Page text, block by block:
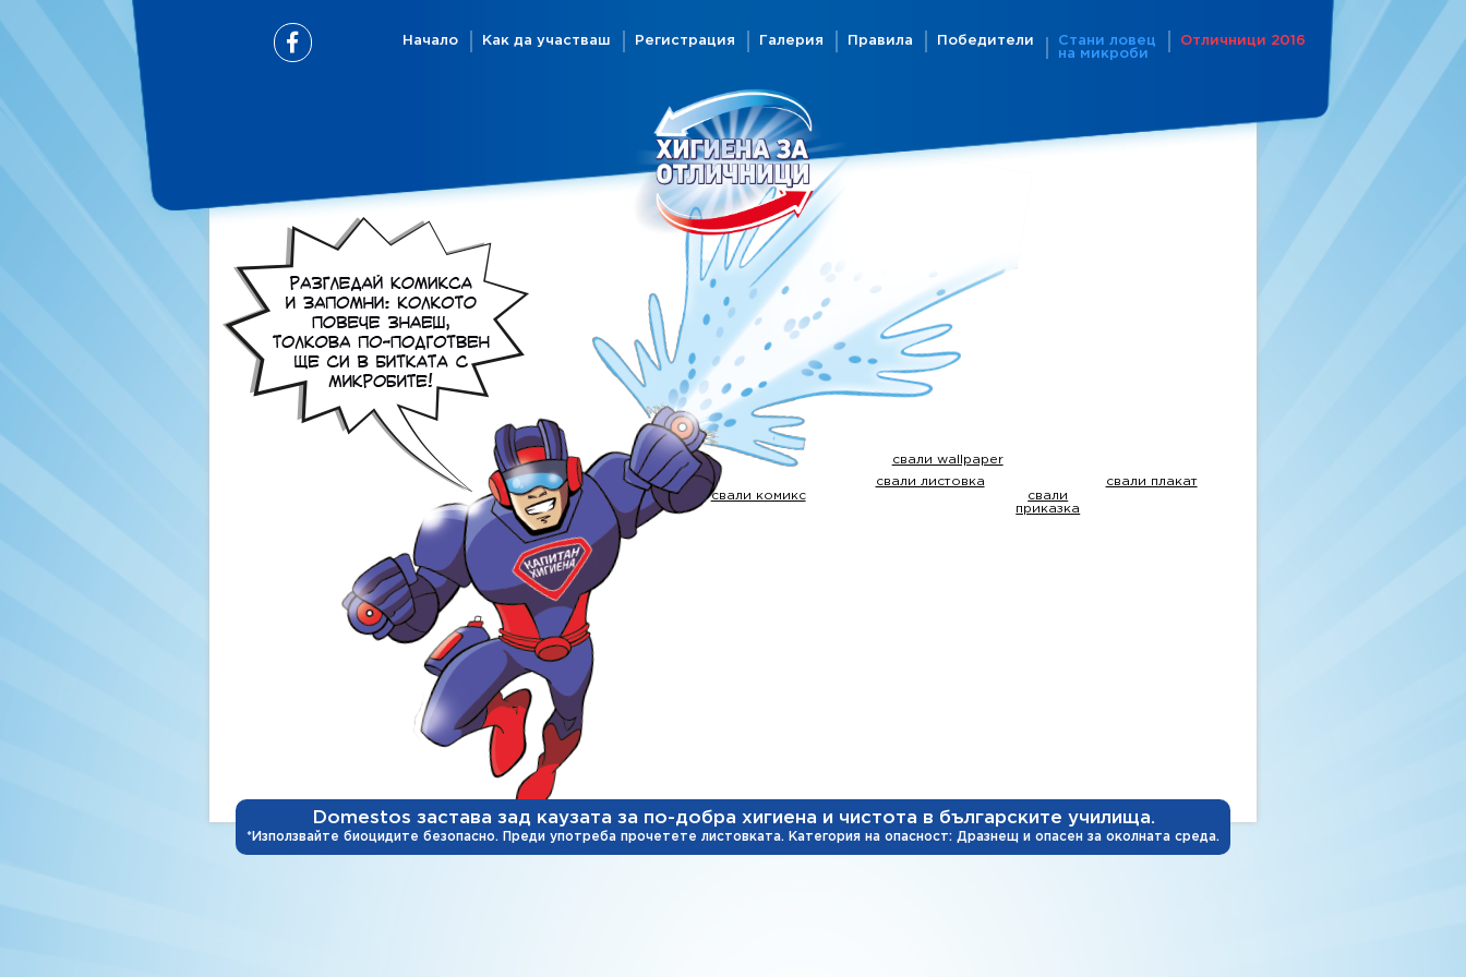
Начало Как да участваш Регистрация Галерия Правила Победители
Стани ловец
на микроби
Отличници 2016
свали wallpaper
свали комикс
свали листовка
свали
приказка
свали плакат
Domestos застава зад каузата за по-добра хигиена и чистота в българските училища.
*Използвайте биоцидите безопасно. Преди употреба прочетете листовката. Категория на опасност: Дразнещ и опасен за околната среда.